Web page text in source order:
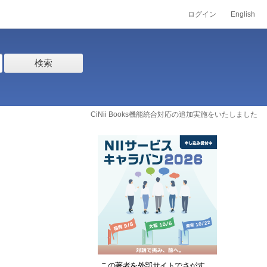
ログイン English
検索
CiNii Books機能統合対応の追加実施をいたしました